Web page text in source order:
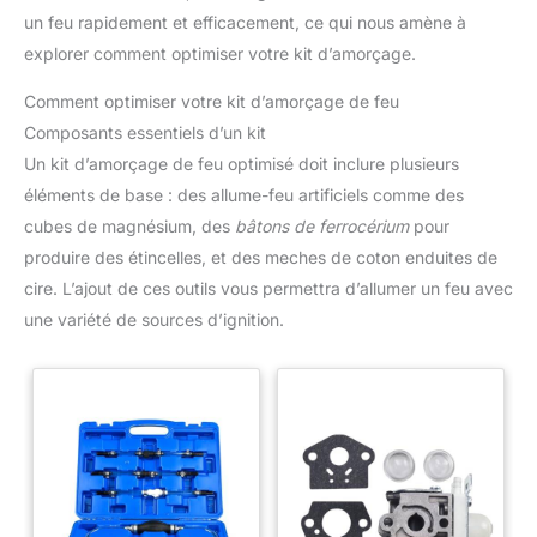
un feu rapidement et efficacement, ce qui nous amène à
explorer comment optimiser votre kit d’amorçage.
Comment optimiser votre kit d’amorçage de feu
Composants essentiels d’un kit
Un kit d’amorçage de feu optimisé doit inclure plusieurs
éléments de base : des allume-feu artificiels comme des
cubes de magnésium, des bâtons de ferrocériumpour
produire des étincelles, et des meches de coton enduites de
cire. L’ajout de ces outils vous permettra d’allumer un feu avec
une variété de sources d’ignition.